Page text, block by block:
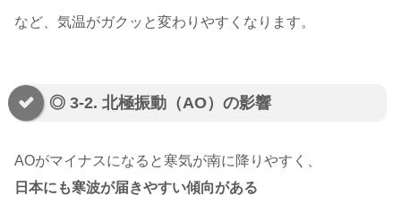
など、気温がガクッと変わりやすくなります。
◎ 3-2. 北極振動（AO）の影響
AOがマイナスになると寒気が南に降りやすく、
日本にも寒波が届きやすい傾向がある